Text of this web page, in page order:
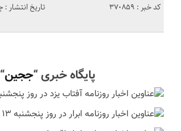
کد خبر : 370859
پایگاه خبری “ججین“